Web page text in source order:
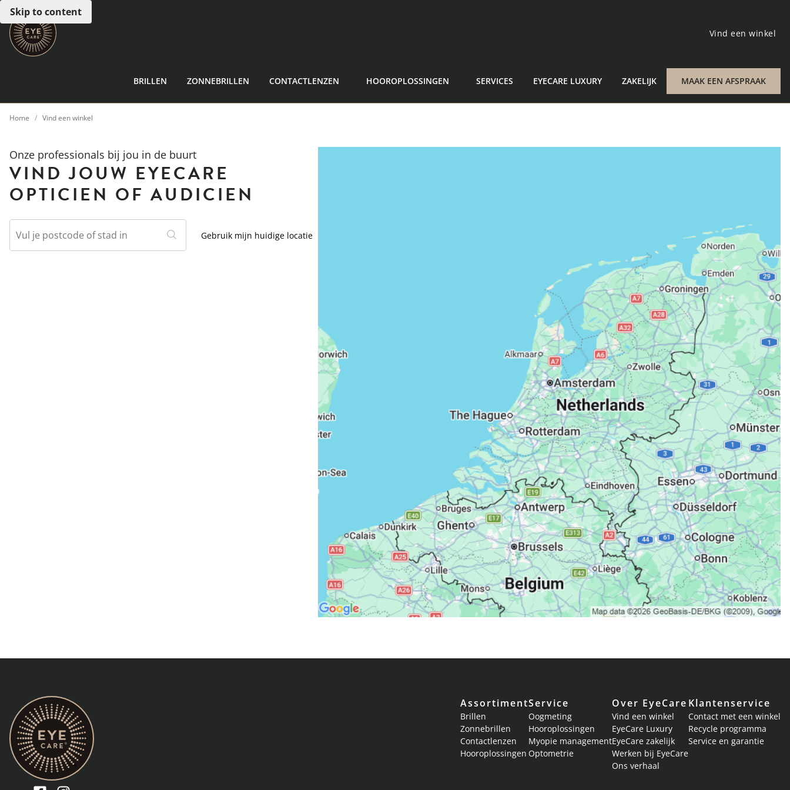
Skip to content
Vind een winkel
BRILLEN ZONNEBRILLEN CONTACTLENZEN HOOROPLOSSINGEN SERVICES EYECARE LUXURY ZAKELIJK MAAK EEN AFSPRAAK
Home Vind een winkel
Onze professionals bij jou in de buurt
VIND JOUW EYECARE
OPTICIEN OF AUDICIEN
Vul je postcode of stad in
Gebruik mijn huidige locatie
Assortiment
Brillen
Zonnebrillen
Contactlenzen
Hooroplossingen
Service
Oogmeting
Hooroplossingen
Myopie management
Optometrie
Over EyeCare
Vind een winkel
EyeCare Luxury
EyeCare zakelijk
Werken bij EyeCare
Ons verhaal
Klantenservice
Contact met een winkel
Recycle programma
Service en garantie